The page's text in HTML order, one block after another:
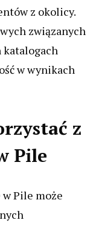
z okolicy.
związanych
katalogach
w wynikach
z
Pile
Pile może